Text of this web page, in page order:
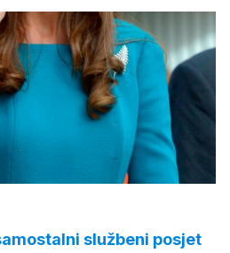
službeni posjet